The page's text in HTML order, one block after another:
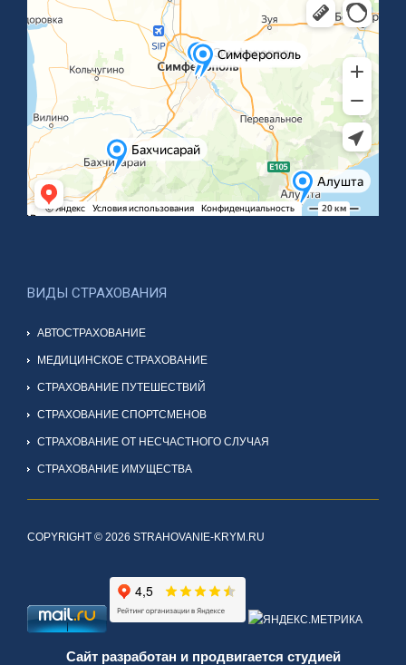
ВИДЫ СТРАХОВАНИЯ
АВТОСТРАХОВАНИЕ
МЕДИЦИНСКОЕ СТРАХОВАНИЕ
СТРАХОВАНИЕ ПУТЕШЕСТВИЙ
СТРАХОВАНИЕ СПОРТСМЕНОВ
СТРАХОВАНИЕ ОТ НЕСЧАСТНОГО СЛУЧАЯ
СТРАХОВАНИЕ ИМУЩЕСТВА
COPYRIGHT © 2026 STRAHOVANIE-KRYM.RU
Сайт разработан и продвигается студией